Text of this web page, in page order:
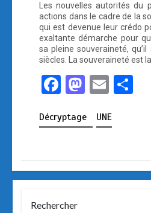
Les nouvelles autorités du
actions dans le cadre de la
qui est devenue leur crédo
exaltante démarche pour
sa pleine souveraineté,
siècles. La souveraineté est la
F
ce
o
o
k
M
st
d
o
E
ail
er
Décryptage UNE
Rechercher